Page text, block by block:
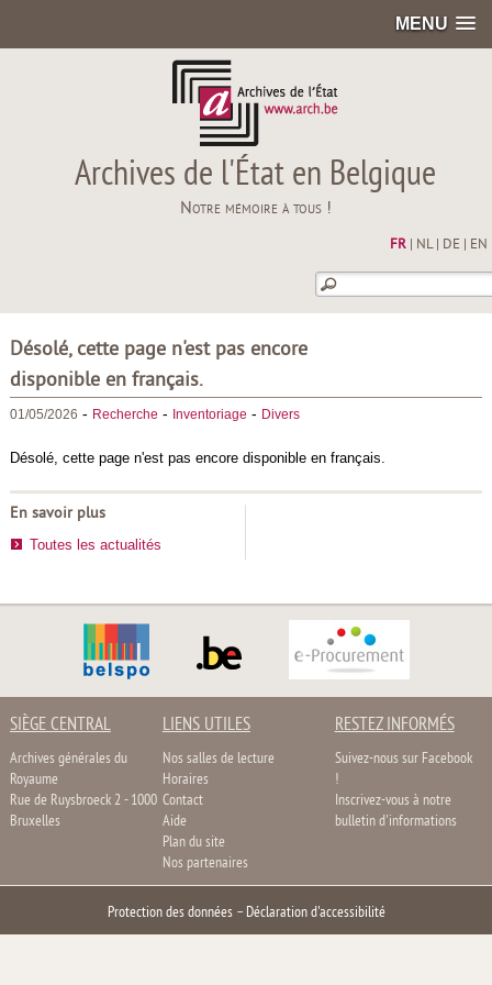
MENU
Archives de l'État en Belgique
Notre mémoire à tous !
FR| NL| DE EN
Désolé, cette page n'est pas encore
disponible en français.
01/05/2026 - Recherche - Inventoriage - Divers
Désolé, cette page n'est pas encore disponible en français.
En savoir plus
Toutes les actualités
SIÈGE CENTRAL
Archives générales du
Royaume
Rue de Ruysbroeck 2 - 1000
Bruxelles
LIENS UTILES
Nos salles de lecture
Horaires
Contact
Aide
Plan du site
Nos partenaires
RESTEZ INFORMÉS
Suivez-nous sur Facebook
!
Inscrivez-vous à notre
bulletin d'informations
Protection des données– Déclaration d'accessibilité